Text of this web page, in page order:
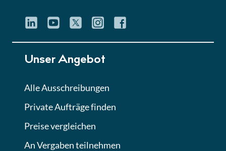
Quiz
Eignung im Vergabeverfahren
Lektion 6
Abgabe von Angeboten
Lektion
Unser Angebot
Alle Ausschreibungen
Private Aufträge finden
Preise vergleichen
An Vergaben teilnehmen